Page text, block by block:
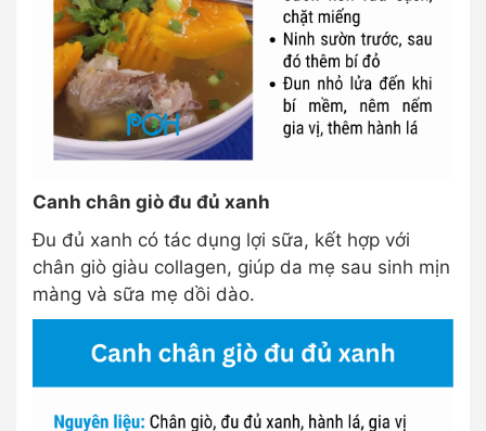
Canh chân giò đu đủ xanh
Đu đủ xanh có tác dụng lợi sữa, kết hợp với
chân giò giàu collagen, giúp da mẹ sau sinh mịn
màng và sữa mẹ dồi dào.